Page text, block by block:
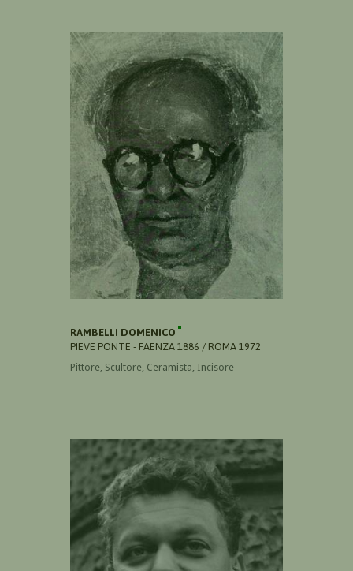
RAMBELLI DOMENICO
PIEVE PONTE - FAENZA 1886 / ROMA 1972
Pittore, Scultore, Ceramista, Incisore